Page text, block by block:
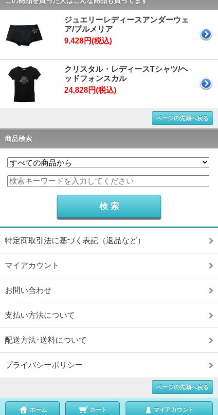
ジュエリーレディースアンダーウェ
ア/プルメリア
9,428円(税込)
クリスタル・レディースTシャツ/ヘ
ッドフォンスカル
24,828円(税込)
ページの先頭へ戻る
商品検索
特定商取引法に基づく表記（返品など）
マイアカウント
お問い合わせ
支払い方法について
配送方法･送料について
プライバシーポリシー
ページの先頭へ戻る
ホーム カート マイアカウント